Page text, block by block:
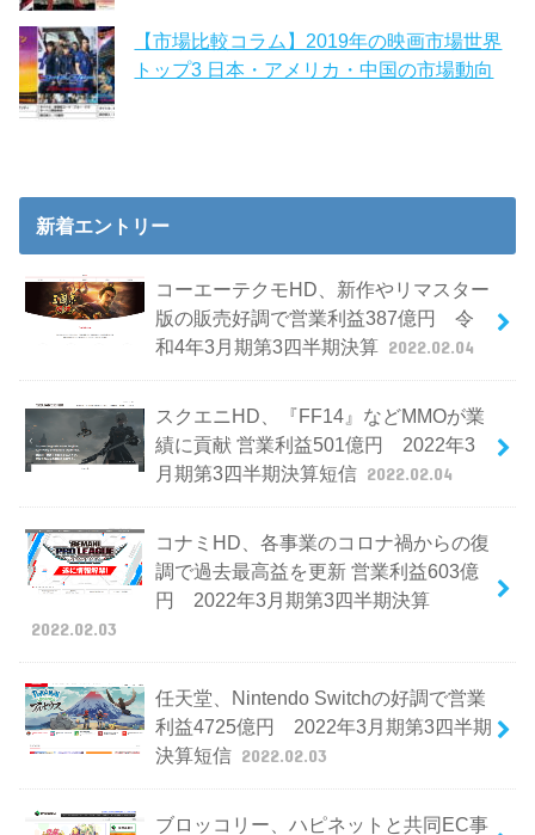
【市場比較コラム】2019年の映画市場世界
トップ3 日本・アメリカ・中国の市場動向
新着エントリー
コーエーテクモHD、新作やリマスター
版の販売好調で営業利益387億円 令
和4年3月期第3四半期決算 2022.02.04
スクエニHD、『FF14』などMMOが業
績に貢献 営業利益501億円 2022年3
月期第3四半期決算短信 2022.02.04
コナミHD、各事業のコロナ禍からの復
調で過去最高益を更新 営業利益603億
円 2022年3月期第3四半期決算
2022.02.03
任天堂、Nintendo Switchの好調で営業
利益4725億円 2022年3月期第3四半期
決算短信 2022.02.03
ブロッコリー、ハピネットと共同EC事